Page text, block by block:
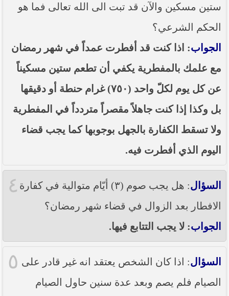
ستين مسكين والآن قد تبت الى الله تعالى فما هو
الحكم الشرعي؟
الجواب: اذا كنت قد أفطرت عمداً في شهر رمضان
مع علمك بالمفطرية يكفي أن تطعم ستين مسكيناً
عن كل يوم لكلّ واحد (٧٥٠) غرام حنطة أو دقيقها
بل وكذا إذا كنت جاهلاً مقصراً متردداً في المفطرية
ولا تسقط الكفارة بالجهل بوجوبها كما يجب قضاء
اليوم الذي أفطرت فيه.
٤ السؤال
: هل يجب صوم (٣) أيّام متوالية في كفارة
الافطار بعد الزوال في قضاء شهر رمضان؟
الجواب: لا يجب التتابع فيها.
٥ السؤال: اذا كان الشخص يعتقد انه غير قادر على
الصيام فلم يصم وبعد عدة سنين حاول الصيام